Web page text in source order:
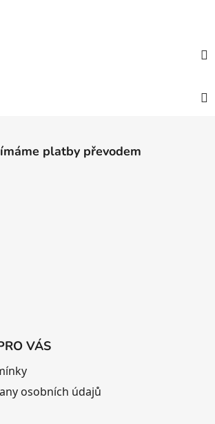
platby převodem
VÁS
osobních údajů